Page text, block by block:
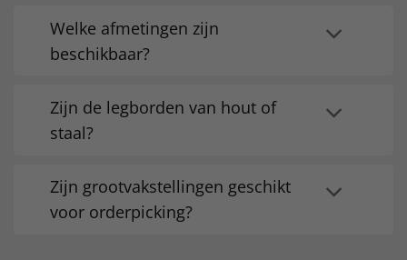
Welke afmetingen zijn
beschikbaar?
Zijn de legborden van hout of
staal?
Zijn grootvakstellingen geschikt
voor orderpicking?